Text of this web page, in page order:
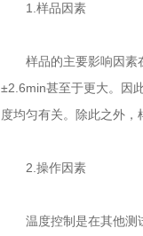
1.样品因素
样品的主要影响因素在
±2.6min甚至于更大。因
度均匀有关。除此之外
2.操作因素
温度控制是在其他测试